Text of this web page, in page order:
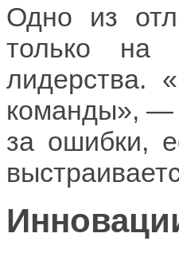
Одно из
только на
лидерства.
команды», —
за ошибки,